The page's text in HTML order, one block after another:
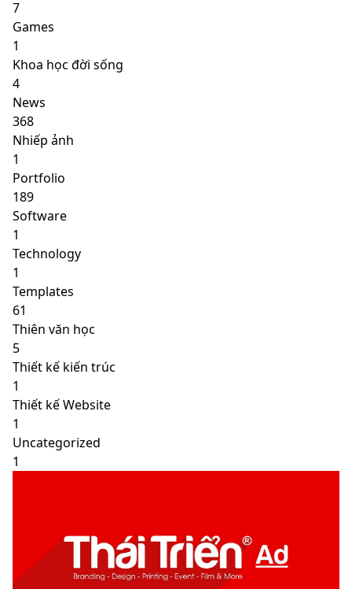
7
Games
1
Khoa học đời sống
4
News
368
Nhiếp ảnh
1
Portfolio
189
Software
1
Technology
1
Templates
61
Thiên văn học
5
Thiết kế kiến trúc
1
Thiết kế Website
1
Uncategorized
1